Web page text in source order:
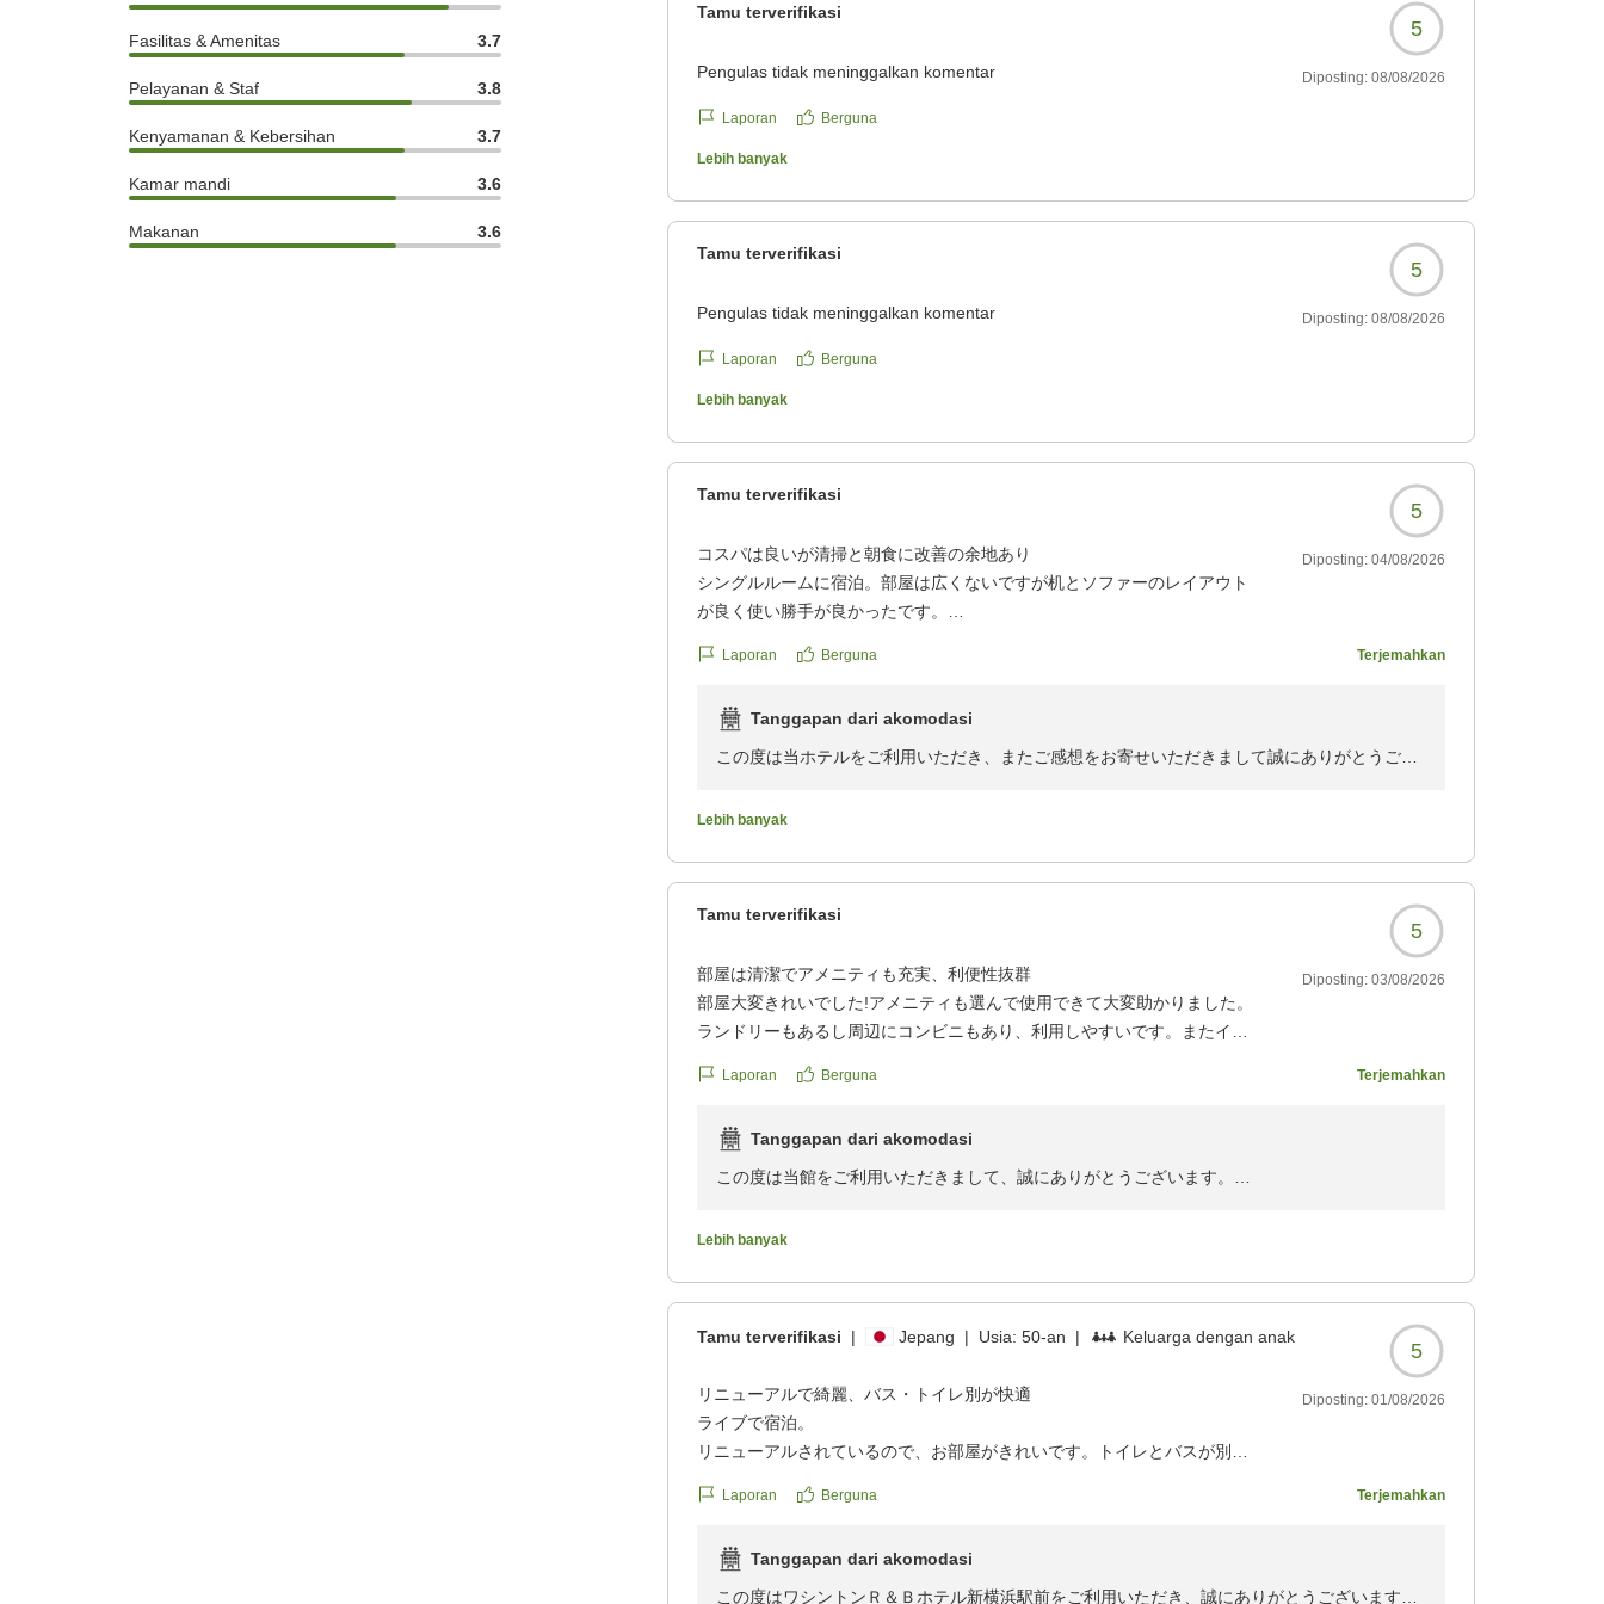
Fasilitas & Amenitas 3.7
Pelayanan & Staf 3.8
Kenyamanan & Kebersihan 3.7
Kamar mandi 3.6
Makanan 3.6
Tamu terverifikasi
5
Pengulas tidak meninggalkan komentar Diposting: 08/08/2026
Laporan Berguna
Lebih banyak
Tamu terverifikasi
5
Pengulas tidak meninggalkan komentar Diposting: 08/08/2026
Laporan Berguna
Lebih banyak
Tamu terverifikasi
5
コスパは良いが清掃と朝食に改善の余地あり
シングルルームに宿泊。部屋は広くないですが机とソファーのレイアウト
が良く使い勝手が良かったです。
した。ちょっと残念点。
した。他にはパン4種、ヨーグルト、シリアル、サラダ、ポテサラがありま
した。
クチコミの詳細はこちらから
reviewId=33123478394231
Diposting: 04/08/2026
Laporan Berguna Terjemahkan
Tanggapan dari akomodasi
この度は当ホテルをご利用いただき、またご感想をお寄せいただきまして誠にありがとうござ
一方で、バスルームのカーテンの臭いや排水口の清掃につきましては、ご不快な思いをおかけ
し申し訳ございません。いただいたご指摘を真摯に受け止め、清掃および設備点検を徹底し、
また、朝食につきましても貴重なご意見をありがとうございます。今後のメニュー改善の参考
とさせていただきます。
は、ぜひ当ホテルをご利用くださいませ。スタッフ一同、心よりお待ちしております。
Lebih banyak
Tamu terverifikasi
5
部屋は清潔でアメニティも充実、利便性抜群
部屋大変きれいでした!アメニティも選んで使用できて大変助かりました。
ランドリーもあるし周辺にコンビニもあり、利用しやすいです。またイベ
クチコミの詳細はこちらから
reviewId=33123478351131
Diposting: 03/08/2026
Laporan Berguna Terjemahkan
Tanggapan dari akomodasi
この度は当館をご利用いただきまして、誠にありがとうございます。
館内施設にご満足いただけてなによりでございました。
Lebih banyak
Tamu terverifikasi | Jepang | Usia:50-an | Keluarga dengan anak
5
リニューアルで綺麗、バス・トイレ別が快適
ライブで宿泊。
リニューアルされているので、お部屋がきれいです。トイレとバスが別な
いけるので、荷物が少なくて済みます。また泊まりたいです。
https://review.travel.rakuten.co.jp/hotel/voice/18170?
reviewId=33123478296488
Diposting: 01/08/2026
Laporan Berguna Terjemahkan
Tanggapan dari akomodasi
この度はワシントンＲ＆Ｂホテル新横浜駅前をご利用いただき、誠にありがとうございます。